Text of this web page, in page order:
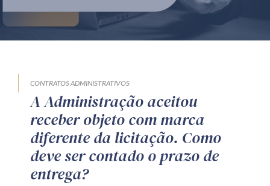
Produtos e serviços
Orientação por Escrito
Mentoria Zênite
Capacitação
CONTRATOS ADMINISTRATIVOS
A Administração aceitou
receber objeto com marca
diferente da licitação. Como
deve ser contado o prazo de
entrega?